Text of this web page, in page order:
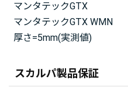
マンタテックGTX
マンタテックGTX WMN
厚さ=5mm(実測値)
スカルパ製品保証